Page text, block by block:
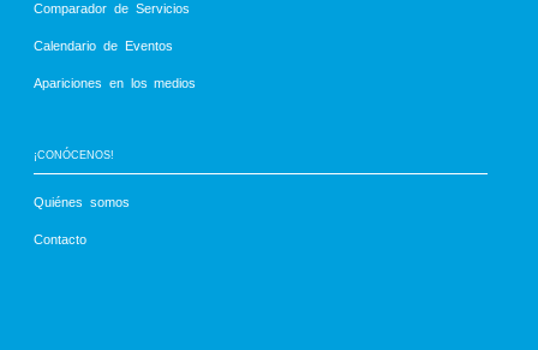
Comparador de Servicios
Calendario de Eventos
Apariciones en los medios
¡CONÓCENOS!
Quiénes somos
Contacto